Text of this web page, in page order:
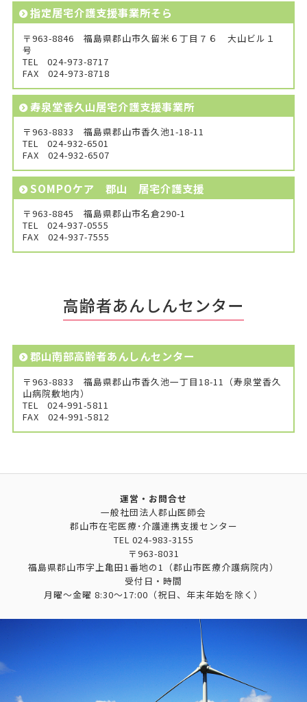
指定居宅介護支援事業所そら
〒963-8846 福島県郡山市久留米６丁目７６ 大山ビル１
号
TEL
024-973-8717
FAX
024-973-8718
寿泉堂香久山居宅介護支援事業所
〒963-8833 福島県郡山市香久池1-18-11
TEL
024-932-6501
FAX
024-932-6507
SOMPOケア 郡山 居宅介護支援
〒963-8845 福島県郡山市名倉290-1
TEL
024-937-0555
FAX
024-937-7555
高齢者あんしんセンター
郡山南部高齢者あんしんセンター
〒963-8833 福島県郡山市香久池一丁目18-11（寿泉堂香久
山病院敷地内）
TEL
024-991-5811
FAX
024-991-5812
運営・お問合せ
一般社団法人郡山医師会
郡山市在宅医療･介護連携支援センター
TEL 024-983-3155
〒963-8031
福島県郡山市字上亀田1番地の1（郡山市医療介護病院内）
受付日・時間
月曜～金曜 8:30～17:00（祝日、年末年始を除く）